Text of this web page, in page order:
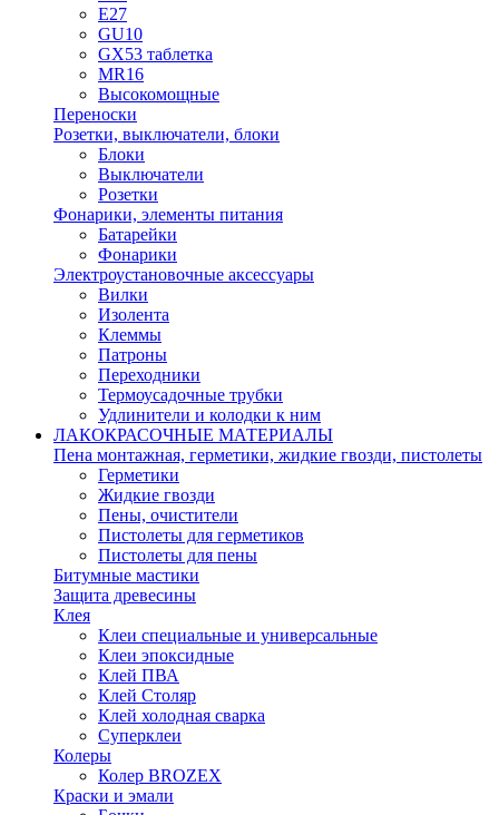
E27
GU10
GX53 таблетка
MR16
Высокомощные
Переноски
Розетки, выключатели, блоки
Блоки
Выключатели
Розетки
Фонарики, элементы питания
Батарейки
Фонарики
Электроустановочные аксессуары
Вилки
Изолента
Клеммы
Патроны
Переходники
Термоусадочные трубки
Удлинители и колодки к ним
ЛАКОКРАСОЧНЫЕ МАТЕРИАЛЫ
Пена монтажная, герметики, жидкие гвозди, пистолеты
Герметики
Жидкие гвозди
Пены, очистители
Пистолеты для герметиков
Пистолеты для пены
Битумные мастики
Защита древесины
Клея
Клеи специальные и универсальные
Клеи эпоксидные
Клей ПВА
Клей Столяр
Клей холодная сварка
Суперклеи
Колеры
Колер BROZEX
Краски и эмали